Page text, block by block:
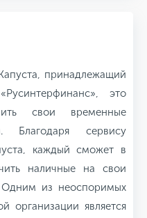
принадлежащий
это
свои временные
Благодаря сервису
каждый сможет в
наличные на свои
из неоспоримых
организации является